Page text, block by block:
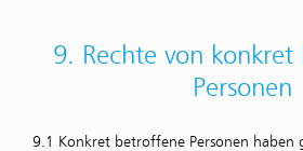
9. Rechte von
Personen
9.1 Konkret betroffene Personen haben